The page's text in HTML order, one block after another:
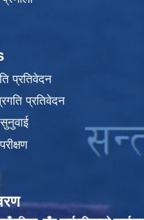
प्रतिवेदन
प्रतिवेदन